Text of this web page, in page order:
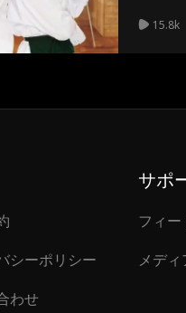
15.8k
シーポリシー
わせ
サポ
フィー
メディ